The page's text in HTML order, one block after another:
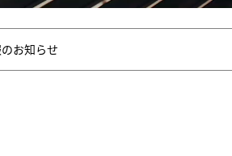
お知らせ